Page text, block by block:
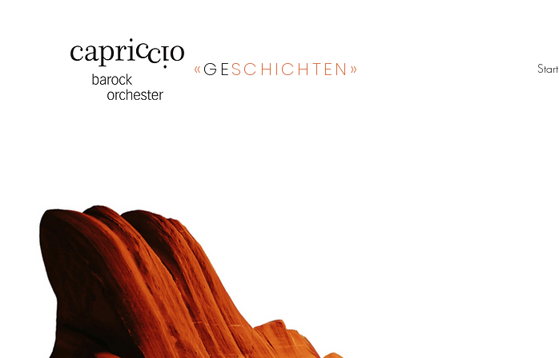
«GESCHICHTEN» Start